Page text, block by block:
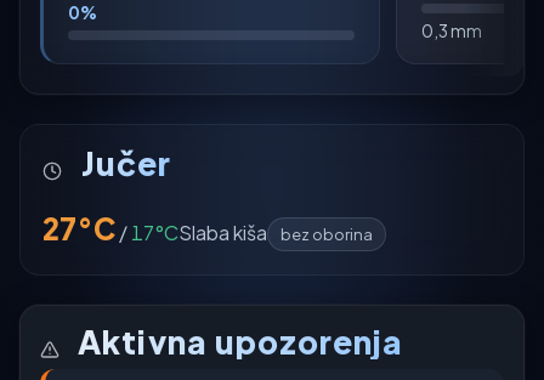
0%
0,3 mm
Jučer
27°C/17°CSlaba kiša bez oborina
Aktivna upozorenja